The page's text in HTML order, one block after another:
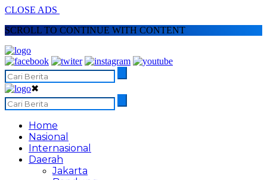
CLOSE ADS
SCROLL TO CONTINUE WITH CONTENT
✖
Home
Nasional
Internasional
Daerah
Jakarta